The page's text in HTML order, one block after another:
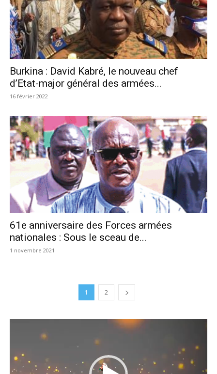
Burkina : David Kabré, le nouveau chef
d’Etat-major général des armées...
16 février 2022
61e anniversaire des Forces armées
nationales : Sous le sceau de...
1 novembre 2021
1 2